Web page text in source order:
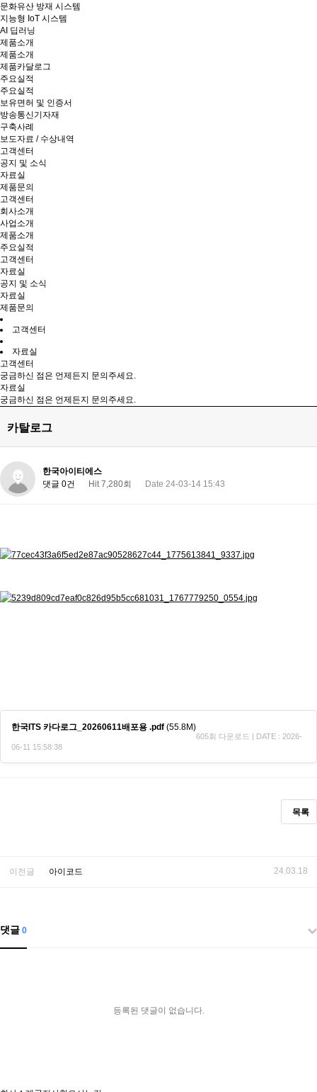
문화유산 방재 시스템
지능형 IoT 시스템
AI 딥러닝
제품소개
제품소개
제품카달로그
주요실적
주요실적
보유면허 및 인증서
방송통신기자재
구축사례
보도자료 / 수상내역
고객센터
공지 및 소식
자료실
제품문의
고객센터
회사소개
사업소개
제품소개
주요실적
고객센터
자료실
공지 및 소식
자료실
제품문의
고객센터
자료실
고객센터
궁금하신 점은 언제든지 문의주세요.
자료실
궁금하신 점은 언제든지 문의주세요.
카탈로그
한국아이티에스
댓글 0건
Hit 7,280회 Date 24-03-14 15:43
한국ITS 카다로그_20260611배포용 .pdf (55.8M)
605회 다운로드 | DATE : 2026-
06-11 15:58:38
목록
이전글 아이코드 24.03.18
댓글 0
등록된 댓글이 없습니다.